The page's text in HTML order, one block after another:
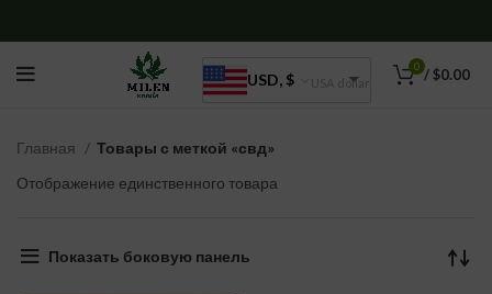
USD, $ USA dollar
0 /$0.00
Главная
Товары с меткой «свд»
Отображение единственного товара
Показать боковую панель